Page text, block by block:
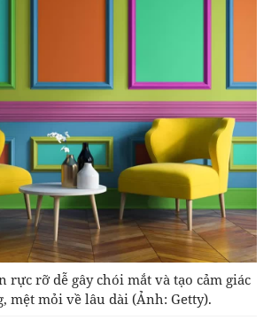
rực rỡ dễ gây chói mắt và tạo cảm giác
mệt mỏi về lâu dài (Ảnh: Getty).